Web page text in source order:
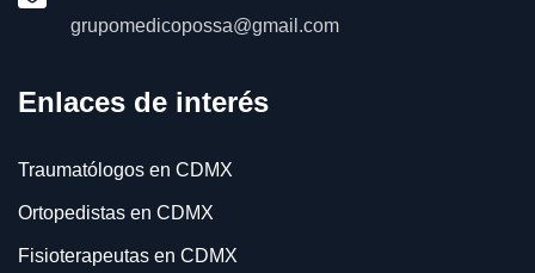
grupomedicopossa@gmail.com
Enlaces de interés
Traumatólogos en CDMX
Ortopedistas en CDMX
Fisioterapeutas en CDMX